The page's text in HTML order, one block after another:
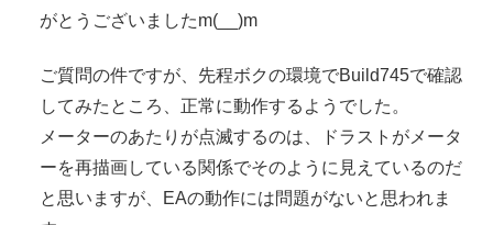
がとうございましたm(__)m
ご質問の件ですが、先程ボクの環境でBuild745で確認
してみたところ、正常に動作するようでした。
メーターのあたりが点滅するのは、ドラストがメータ
ーを再描画している関係でそのように見えているのだ
と思いますが、EAの動作には問題がないと思われま